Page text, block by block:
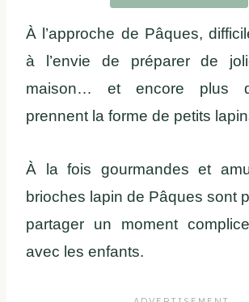
À l’approche de Pâques,
à l’envie de préparer de
maison… et encore plus
prennent la forme de petits
À la fois gourmandes et
brioches lapin de Pâques sont
partager un moment
avec les enfants.